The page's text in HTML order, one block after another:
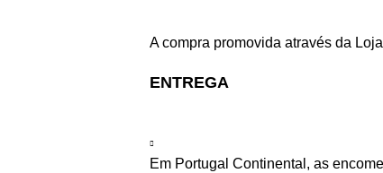
A compra promovida através da
ENTREGA
Em Portugal Continental, as